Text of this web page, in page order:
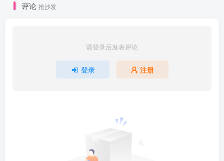
评论 抢沙发
请登录后发表评论
登录 注册